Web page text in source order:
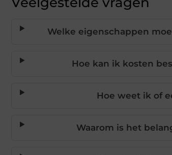
Welke eigenschappen
Hoe kan ik kosten
Hoe weet ik of
Waarom is het